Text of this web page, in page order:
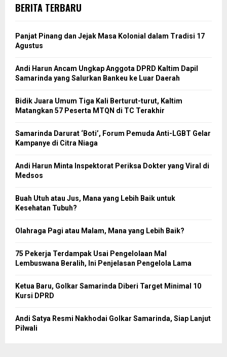
BERITA TERBARU
Panjat Pinang dan Jejak Masa Kolonial dalam Tradisi 17
Agustus
Andi Harun Ancam Ungkap Anggota DPRD Kaltim Dapil
Samarinda yang Salurkan Bankeu ke Luar Daerah
Bidik Juara Umum Tiga Kali Berturut-turut, Kaltim
Matangkan 57 Peserta MTQN di TC Terakhir
Samarinda Darurat ‘Boti’, Forum Pemuda Anti-LGBT Gelar
Kampanye di Citra Niaga
Andi Harun Minta Inspektorat Periksa Dokter yang Viral di
Medsos
Buah Utuh atau Jus, Mana yang Lebih Baik untuk
Kesehatan Tubuh?
Olahraga Pagi atau Malam, Mana yang Lebih Baik?
75 Pekerja Terdampak Usai Pengelolaan Mal
Lembuswana Beralih, Ini Penjelasan Pengelola Lama
Ketua Baru, Golkar Samarinda Diberi Target Minimal 10
Kursi DPRD
Andi Satya Resmi Nakhodai Golkar Samarinda, Siap Lanjut
Pilwali